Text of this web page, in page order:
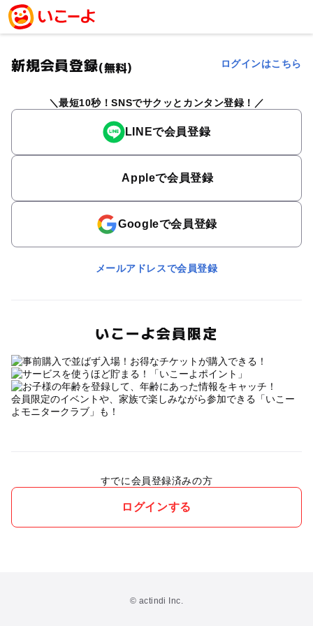
新規会員登録(無料) ログインはこちら
最短10秒！SNSでサクッとカンタン登録！
LINEで会員登録
Appleで会員登録
Googleで会員登録
メールアドレスで会員登録
いこーよ会員限定
会員限定のイベントや、家族で楽しみながら参加できる「いこー
よモニタークラブ」も！
すでに会員登録済みの方
ログインする
© actindi Inc.